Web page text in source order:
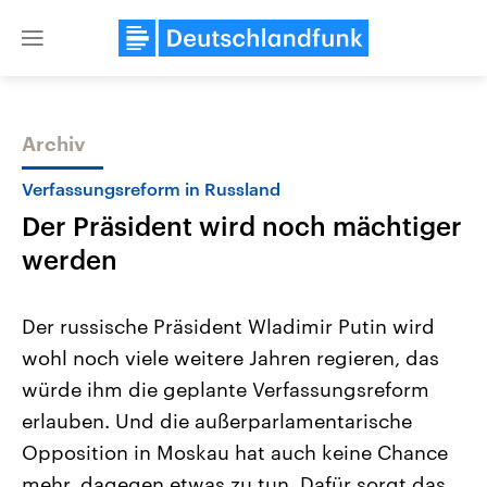
Close
Themen
Landtagswahl Sachsen-Anhalt
2026
Alle Informationen
Sachsen-Anhalt wählt am 6.
September 2026 einen neuen
Landtag. Seit 2021 wird das
Bundesland von einer Koalition aus
Aktuelle Beiträge,
Hintergründe
Wirtschaftlich und
gehören die Vereinigten
den mächtigsten Ländern
mit großem Einfluss auf
Archiv
Verfassungsreform in Russland
Der Präsident wird noch mächtiger
werden
Der russische Präsident Wladimir Putin wird
wohl noch viele weitere Jahren regieren, das
würde ihm die geplante Verfassungsreform
erlauben. Und die außerparlamentarische
Opposition in Moskau hat auch keine Chance